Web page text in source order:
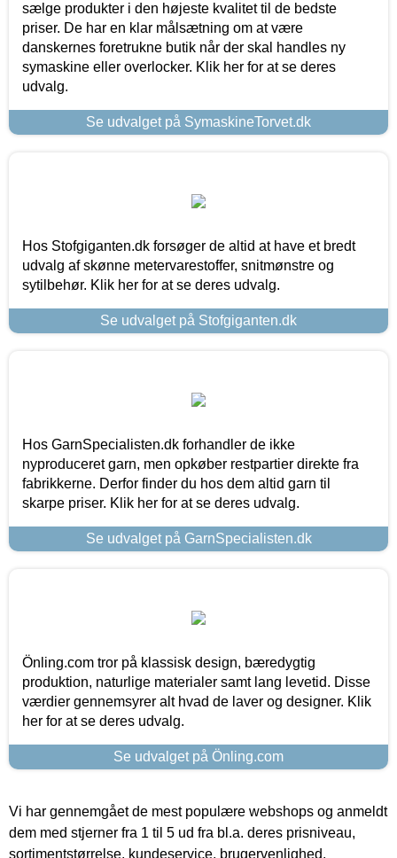
sælge produkter i den højeste kvalitet til de bedste
priser. De har en klar målsætning om at være
danskernes foretrukne butik når der skal handles ny
symaskine eller overlocker. Klik her for at se deres
udvalg.
Se udvalget på SymaskineTorvet.dk
Hos Stofgiganten.dk forsøger de altid at have et bredt
udvalg af skønne metervarestoffer, snitmønstre og
sytilbehør. Klik her for at se deres udvalg.
Se udvalget på Stofgiganten.dk
Hos GarnSpecialisten.dk forhandler de ikke
nyproduceret garn, men opkøber restpartier direkte fra
fabrikkerne. Derfor finder du hos dem altid garn til
skarpe priser. Klik her for at se deres udvalg.
Se udvalget på GarnSpecialisten.dk
Önling.com tror på klassisk design, bæredygtig
produktion, naturlige materialer samt lang levetid. Disse
værdier gennemsyrer alt hvad de laver og designer. Klik
her for at se deres udvalg.
Se udvalget på Önling.com
Vi har gennemgået de mest populære webshops og anmeldt
dem med stjerner fra 1 til 5 ud fra bl.a. deres prisniveau,
sortimentstørrelse, kundeservice, brugervenlighed,